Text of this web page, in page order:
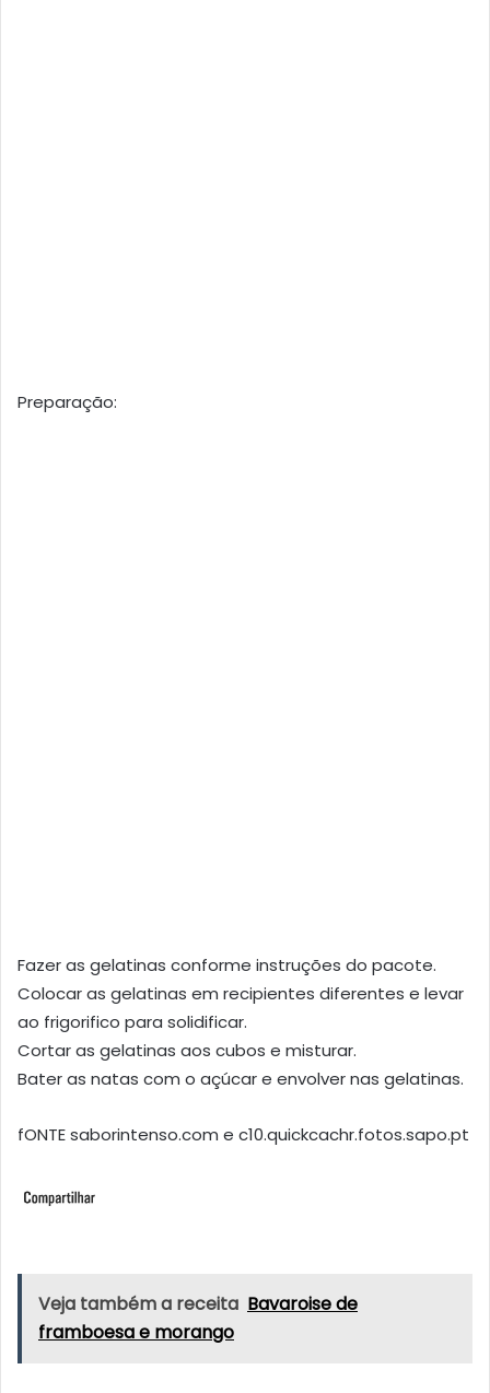
Preparação:
Fazer as gelatinas conforme instruções do pacote.
Colocar as gelatinas em recipientes diferentes e levar
ao frigorifico para solidificar.
Cortar as gelatinas aos cubos e misturar.
Bater as natas com o açúcar e envolver nas gelatinas.
fONTE saborintenso.com e c10.quickcachr.fotos.sapo.pt
Veja também a receita Bavaroise de
framboesa e morango